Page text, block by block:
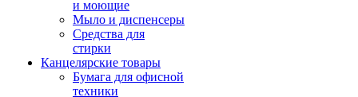
и моющие
Мыло и диспенсеры
Средства для
стирки
Канцелярские товары
Бумага для офисной
техники